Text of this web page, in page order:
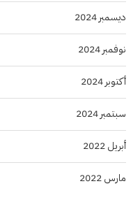
ديسمبر 2024
نوفمبر 2024
أكتوبر 2024
سبتمبر 2024
أبريل 2022
مارس 2022